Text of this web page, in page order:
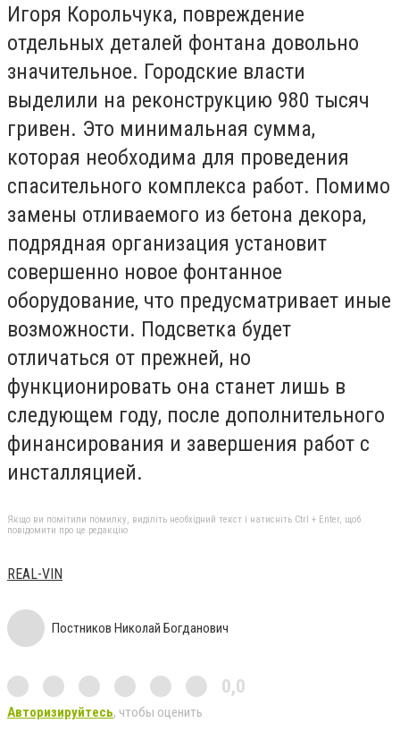
Игоря Корольчука, повреждение
отдельных деталей фонтана довольно
значительное. Городские власти
выделили на реконструкцию 980 тысяч
гривен. Это минимальная сумма,
которая необходима для проведения
спасительного комплекса работ. Помимо
замены отливаемого из бетона декора,
подрядная организация установит
совершенно новое фонтанное
оборудование, что предусматривает иные
возможности. Подсветка будет
отличаться от прежней, но
функционировать она станет лишь в
следующем году, после дополнительного
финансирования и завершения работ с
инсталляцией.
Якщо ви помітили помилку, виділіть необхідний текст і натисніть Ctrl + Enter, щоб
повідомити про це редакцію
REAL-VIN
Постников Николай Богданович
0,0
Авторизируйтесь, чтобы оценить